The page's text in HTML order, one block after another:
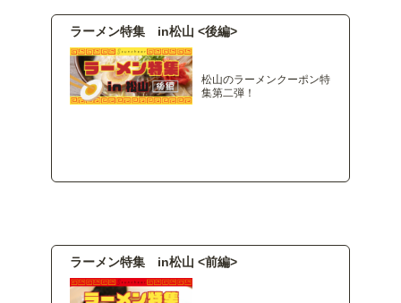
ラーメン特集 in松山 <後編>
松山のラーメンクーポン特
集第二弾！
ラーメン特集 in松山 <前編>